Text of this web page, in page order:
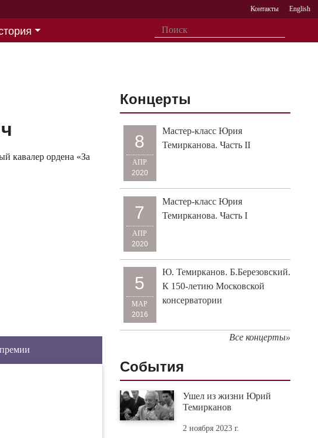
Контакты English
кавалер ордена «За
Концерты
8
АПР
2020
Мастер-класс Юрия
Темирканова. Часть II
7
АПР
2020
Мастер-класс Юрия
Темирканова. Часть I
5
МАР
2016
Ю. Темирканов. Б.Березовский.
К 150-летию Московской
консерватории
Все концерты»
События
Ушел из жизни Юрий
Темирканов
2 ноября 2023 г.